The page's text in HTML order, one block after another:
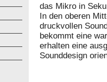
das Mikro in
In den oberen
druckvollen
bekommt eine
erhalten eine
Sounddesign